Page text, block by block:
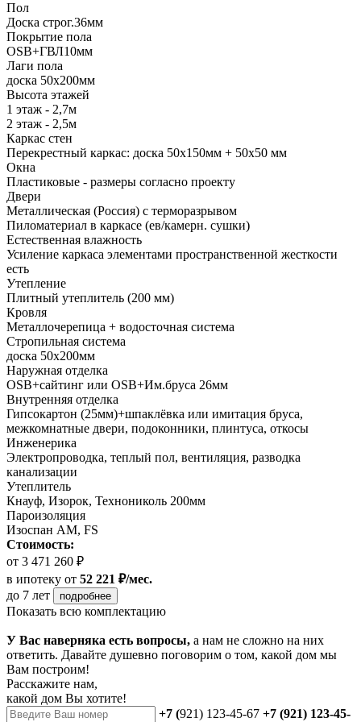
Пол
Доска строг.36мм
Покрытие пола
ОSB+ГВЛ10мм
Лаги пола
доска 50х200мм
Высота этажей
1 этаж - 2,7м
2 этаж - 2,5м
Каркас стен
Перекрестный каркас: доска 50х150мм + 50х50 мм
Окна
Пластиковые - размеры согласно проекту
Двери
Металлическая (Россия) с терморазрывом
Пиломатериал в каркасе (ев/камерн. сушки)
Естественная влажность
Усиление каркаса элементами пространственной жесткости
есть
Утепление
Плитный утеплитель (200 мм)
Кровля
Металлочерепица + водосточная система
Стропильная система
доска 50х200мм
Наружная отделка
OSB+сайтинг или OSB+Им.бруса 26мм
Внутренняя отделка
Гипсокартон (25мм)+шпаклёвка или имитация бруса,
межкомнатные двери, подоконники, плинтуса, откосы
Инженерика
Электропроводка, теплый пол, вентиляция, разводка
канализации
Утеплитель
Кнауф, Изорок, Технониколь 200мм
Пароизоляция
Изоспан AM, FS
Стоимость:
от 3 471 260 ₽
в ипотеку от 52 221 ₽/мес.
до 7 лет
подробнее
Показать всю комплектацию
У Вас наверняка есть вопросы, а нам не сложно на них
ответить. Давайте душевно поговорим о том, какой дом мы
Вам построим!
Расскажите нам,
какой дом Вы хотите!
+7 (921) 123-45-67 +7 (921) 123-45-